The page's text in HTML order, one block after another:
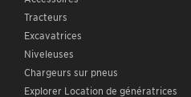
Tracteurs
Excavatrices
Niveleuses
Chargeurs sur pneus
Explorer Location de génératrices